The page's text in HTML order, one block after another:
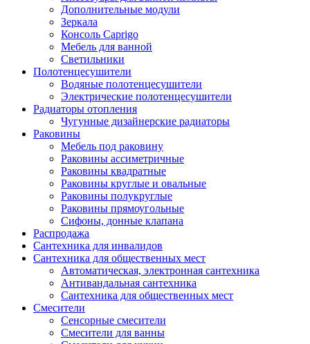
Дополнительные модули
Зеркала
Консоль Caprigo
Мебель для ванной
Светильники
Полотенцесушители
Водяные полотенцесушители
Электрические полотенцесушители
Радиаторы отопления
Чугунные дизайнерские радиаторы
Раковины
Мебель под раковину
Раковины ассиметричные
Раковины квадратные
Раковины круглые и овальные
Раковины полукруглые
Раковины прямоугольные
Сифоны, донные клапана
Распродажа
Сантехника для инвалидов
Сантехника для общественных мест
Автоматическая, электронная сантехника
Антивандальная сантехника
Сантехника для общественных мест
Смесители
Сенсорные смесители
Смесители для ванны